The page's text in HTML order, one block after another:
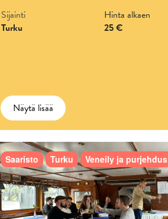
Sijainti
Turku
Hinta alkaen
25 €
Näytä lisää
Saaristo Turku Veneily ja purjehdus